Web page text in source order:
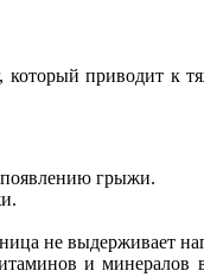
который приводит
появлению грыжи.
не выдерживает
и